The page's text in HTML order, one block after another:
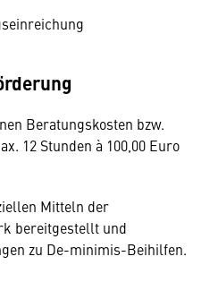
Beratungskosten bzw.
12 Stunden à 100,00 Euro
Mitteln der
bereitgestellt und
zu De-minimis-Beihilfen.